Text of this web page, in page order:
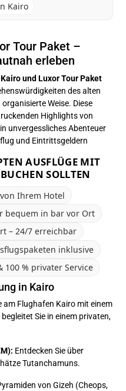
Kairo
Tour Paket –
erleben
und Luxor Tour Paket
des alten
Weise. Diese
Highlights von
unvergessliches Abenteuer
und Eintrittsgeldern
AUSFLÜGE MIT
SOLLTEN
Ihrem Hotel
bequem in bar vor Ort
– 24/7 erreichbar
inklusive
100 % privater Service
in Kairo
am Flughafen Kairo mit einem
Sie in einem privaten,
Entdecken Sie über
Tutanchamuns.
von Gizeh (Cheops,